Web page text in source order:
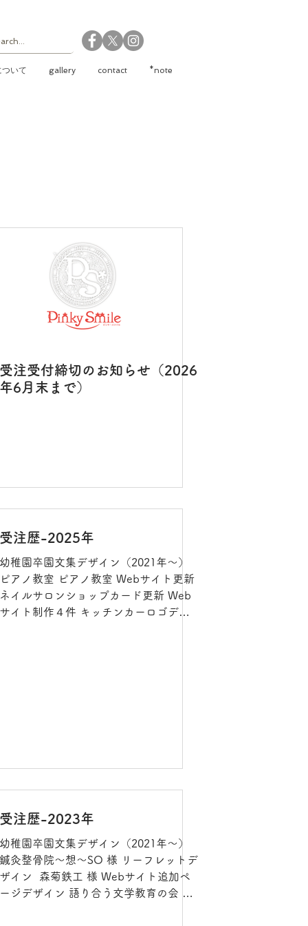
いて gallery contact *note
受注受付締切のお知らせ（2026
年6月末まで）
受注歴-2025年
幼稚園卒園文集デザイン（2021年～）
ピアノ教室 ピアノ教室 Webサイト更新
ネイルサロンショップカード更新 Web
サイト制作４件 キッチンカーロゴデザ
受注歴-2023年
幼稚園卒園文集デザイン（2021年～）
鍼灸整骨院～想～SO 様 リーフレットデ
ザイン ​ 森菊鉄工 様 Webサイト追加ペ
ージデザイン 語り合う文学教育の会 様